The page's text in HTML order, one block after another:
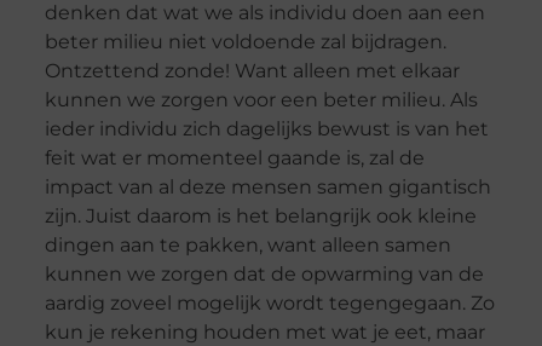
denken dat wat we als individu doen aan een
beter milieu niet voldoende zal bijdragen.
Ontzettend zonde! Want alleen met elkaar
kunnen we zorgen voor een beter milieu. Als
ieder individu zich dagelijks bewust is van het
feit wat er momenteel gaande is, zal de
impact van al deze mensen samen gigantisch
zijn. Juist daarom is het belangrijk ook kleine
dingen aan te pakken, want alleen samen
kunnen we zorgen dat de opwarming van de
aardig zoveel mogelijk wordt tegengegaan. Zo
kun je rekening houden met wat je eet, maar